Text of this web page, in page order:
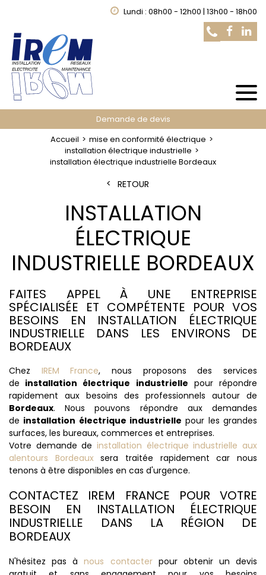
Lundi : 08h00 - 12h00 | 13h00 - 18h00
Demande de devis
Accueil
mise en conformité électrique
installation électrique industrielle
installation électrique industrielle Bordeaux
RETOUR
INSTALLATION
ÉLECTRIQUE
INDUSTRIELLE BORDEAUX
FAITES APPEL À UNE ENTREPRISE
SPÉCIALISÉE ET COMPÉTENTE POUR VOS
BESOINS EN INSTALLATION ÉLECTRIQUE
INDUSTRIELLE DANS LES ENVIRONS DE
BORDEAUX
Chez IREM France, nous proposons des services
de installation électrique industrielle pour répondre
rapidement aux besoins des professionnels autour de
Bordeaux. Nous pouvons répondre aux demandes
de installation électrique industrielle pour les grandes
surfaces, les bureaux, commerces et entreprises.
Votre demande de installation électrique industrielle aux
alentours Bordeauxsera traitée rapidement car nous
tenons à être disponibles en cas d'urgence.
CONTACTEZ IREM FRANCE POUR VOTRE
BESOIN EN INSTALLATION ÉLECTRIQUE
INDUSTRIELLE DANS LA RÉGION DE
BORDEAUX
N'hésitez pas ànous contacterpour obtenir un devis